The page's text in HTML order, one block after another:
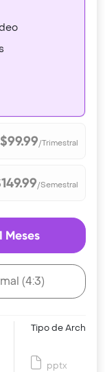
$99.99/Trimestral
/Semestral
Meses
(4:3)
Tipo de Archivo
pptx